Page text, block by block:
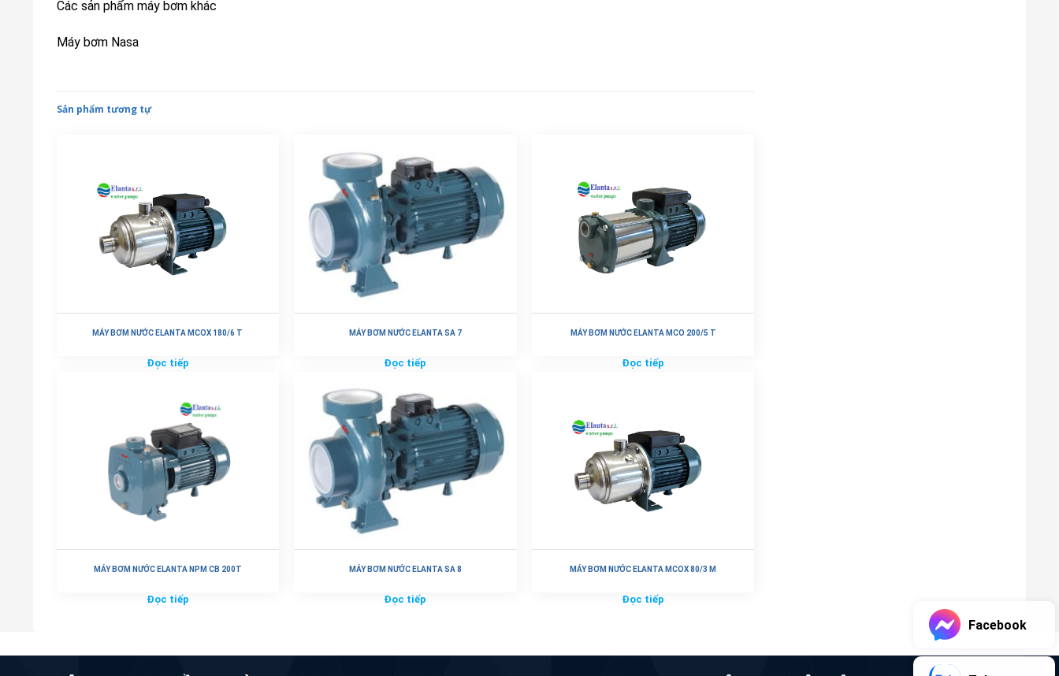
Các sản phẩm máy bơm khác
Máy bơm Nasa
Sản phẩm tương tự
MÁY BƠM NƯỚC ELANTA MCOX 180/6 T
Đọc tiếp
MÁY BƠM NƯỚC ELANTA SA 7
Đọc tiếp
MÁY BƠM NƯỚC ELANTA MCO 200/5 T
Đọc tiếp
MÁY BƠM NƯỚC ELANTA NPM CB 200T
Đọc tiếp
MÁY BƠM NƯỚC ELANTA SA 8
Đọc tiếp
MÁY BƠM NƯỚC ELANTA MCOX 80/3 M
Đọc tiếp
Facebook